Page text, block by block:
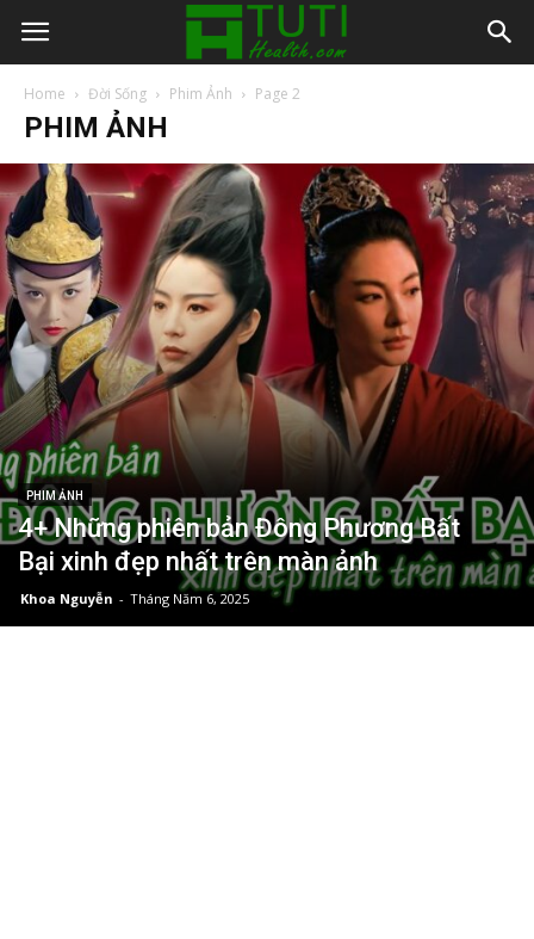
Home Đời Sống Phim Ảnh Page 2
PHIM ẢNH
PHIM ẢNH
4+ Những phiên bản Đông Phương Bất
Bại xinh đẹp nhất trên màn ảnh
Khoa Nguyễn - Tháng Năm 6, 2025